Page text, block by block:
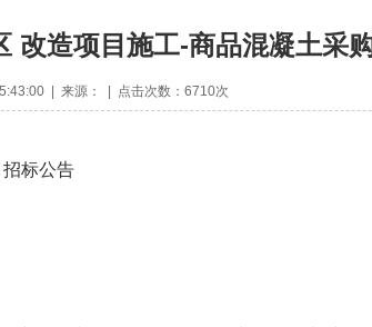
改造项目施工-商品混凝土采
| 来源： | 点击次数：6710次
招标公告